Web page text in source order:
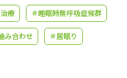
学問分野解説
療 ＃睡眠時無呼吸症候群
み合わせ ＃居眠り